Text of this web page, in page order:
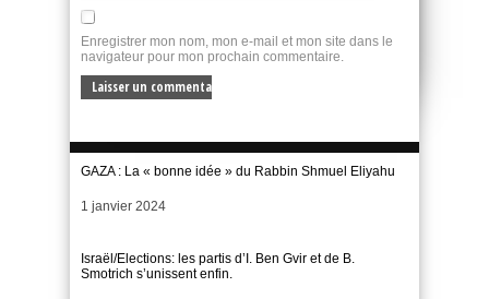
Enregistrer mon nom, mon e-mail et mon site dans le
navigateur pour mon prochain commentaire.
GAZA : La « bonne idée » du Rabbin Shmuel Eliyahu
Date
1 janvier 2024
Israël/Elections: les partis d’I. Ben Gvir et de B.
Smotrich s’unissent enfin.